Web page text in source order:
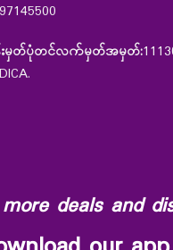
န်းမှတ်ပုံတင်လက်မှတ်အမှတ်:
deals and